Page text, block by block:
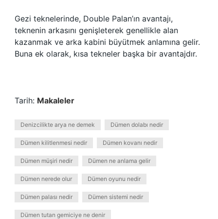
Gezi teknelerinde, Double Palan’ın avantajı,
teknenin arkasını genişleterek genellikle alan
kazanmak ve arka kabini büyütmek anlamına gelir.
Buna ek olarak, kısa tekneler başka bir avantajdır.
Tarih: Makaleler
Denizcilikte arya ne demek Dümen dolabı nedir
Dümen kilitlenmesi nedir Dümen kovanı nedir
Dümen müşiri nedir Dümen ne anlama gelir
Dümen nerede olur Dümen oyunu nedir
Dümen palası nedir Dümen sistemi nedir
Dümen tutan gemiciye ne denir